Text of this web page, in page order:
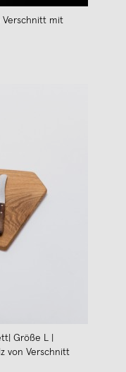
Verschnitt mit
Größe L |
von Verschnitt